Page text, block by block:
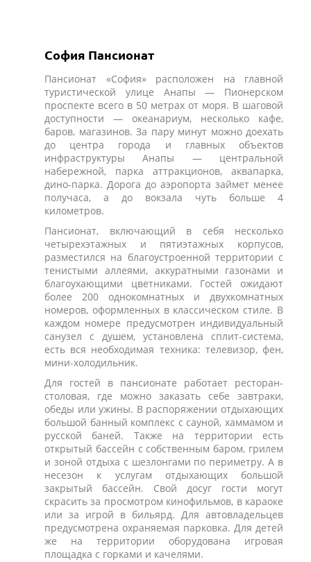
София Пансионат
Пансионат «София» расположен на главной
туристической улице Анапы — Пионерском
проспекте всего в 50 метрах от моря. В шаговой
доступности — океанариум, несколько кафе,
баров, магазинов. За пару минут можно доехать
до центра города и главных объектов
инфраструктуры Анапы — центральной
набережной, парка аттракционов, аквапарка,
дино-парка. Дорога до аэропорта займет менее
получаса, а до вокзала чуть больше 4
километров.
Пансионат, включающий в себя несколько
четырехэтажных и пятиэтажных корпусов,
разместился на благоустроенной территории с
тенистыми аллеями, аккуратными газонами и
благоухающими цветниками. Гостей ожидают
более 200 однокомнатных и двухкомнатных
номеров, оформленных в классическом стиле. В
каждом номере предусмотрен индивидуальный
санузел с душем, установлена сплит-система,
есть вся необходимая техника: телевизор, фен,
мини-холодильник.
Для гостей в пансионате работает ресторан-
столовая, где можно заказать себе завтраки,
обеды или ужины. В распоряжении отдыхающих
большой банный комплекс с сауной, хаммамом и
русской баней. Также на территории есть
открытый бассейн с собственным баром, грилем
и зоной отдыха с шезлонгами по периметру. А в
несезон к услугам отдыхающих большой
закрытый бассейн. Свой досуг гости могут
скрасить за просмотром кинофильмов, в караоке
или за игрой в бильярд. Для автовладельцев
предусмотрена охраняемая парковка. Для детей
же на территории оборудована игровая
площадка с горками и качелями.